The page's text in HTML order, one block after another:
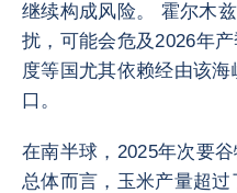
继续构成风险。 霍尔木
扰，可能会危及2026年
度等国尤其依赖经由该
口。
在南半球，2025年次要
总体而言，玉米产量超